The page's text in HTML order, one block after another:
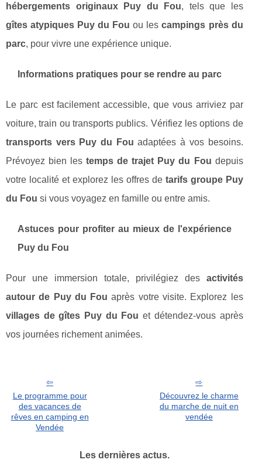
hébergements originaux Puy du Fou, tels que les
gîtes atypiques Puy du Fou ou lescampings près du
parc, pour vivre une expérience unique.
Informations pratiques pour se rendre au parc
Le parc est facilement accessible, que vous arriviez par
voiture, train ou transports publics. Vérifiez les options de
transports vers Puy du Fou adaptées à vos besoins.
Prévoyez bien lestemps de trajet Puy du Fou depuis
votre localité et explorez les offres de tarifs groupe Puy
du Fou si vous voyagez en famille ou entre amis.
Astuces pour profiter au mieux de l'expérience
Puy du Fou
Pour une immersion totale, privilégiez des activités
autour de Puy du Fou après votre visite. Explorez les
villages de gîtes Puy du Fou et détendez-vous après
vos journées richement animées.
Le programme pour
des vacances de
rêves en camping en
Vendée
Découvrez le charme
du marche de nuit en
vendée
Les dernières actus.